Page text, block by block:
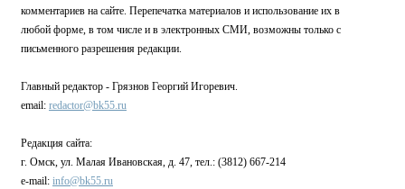
комментариев на сайте. Перепечатка материалов и использование их в
любой форме, в том числе и в электронных СМИ, возможны только с
письменного разрешения редакции.
Главный редактор - Грязнов Георгий Игоревич.
email: redactor@bk55.ru
Редакция сайта:
г. Омск, ул. Малая Ивановская, д. 47, тел.: (3812) 667-214
e-mail: info@bk55.ru